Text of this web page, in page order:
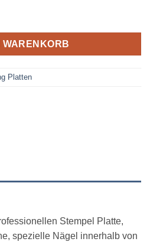
Fruits Menge
WARENKORB
Platten
Stempel Platte,
spezielle Nägel innerhalb von